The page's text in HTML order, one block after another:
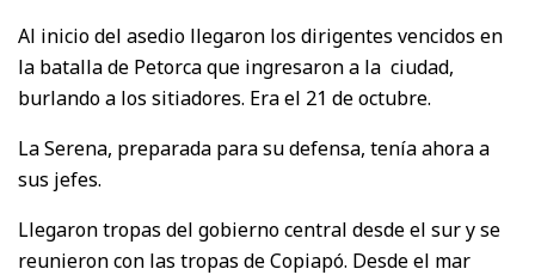
Al inicio del asedio llegaron los dirigentes vencidos en
la batalla de Petorca que ingresaron a la ciudad,
burlando a los sitiadores. Era el 21 de octubre.
La Serena, preparada para su defensa, tenía ahora a
sus jefes.
Llegaron tropas del gobierno central desde el sur y se
reunieron con las tropas de Copiapó. Desde el mar